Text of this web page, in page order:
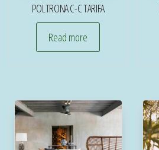
POLTRONA C-C TARIFA
Read more